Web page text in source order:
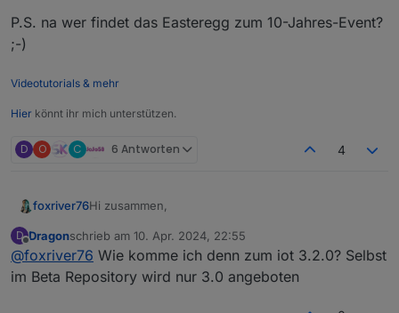
P.S. na wer findet das Easteregg zum 10-Jahres-Event?
;-)
Videotutorials & mehr
Hier könnt ihr mich unterstützen.
D O C 6 Antworten 4
foxriver76Hi zusammen,
mit der neuen Version v1.1.0 der ioBroker Visu App
ist es nun möglich Geofence Zonen zu definieren
und die Information über das Betreten oder
Verlassen solcher im ioBroker informiert zu werden.
Voraussetzungen:
Benötigt wird die Visu App in v1.1.0 oder
D
Offline
Dragonschrieb am 10. Apr. 2024, 22:55
zuletzt editiert von
@foxriver76 Wie komme ich denn zum iot 3.2.0? Selbst
im Beta Repository wird nur 3.0 angeboten